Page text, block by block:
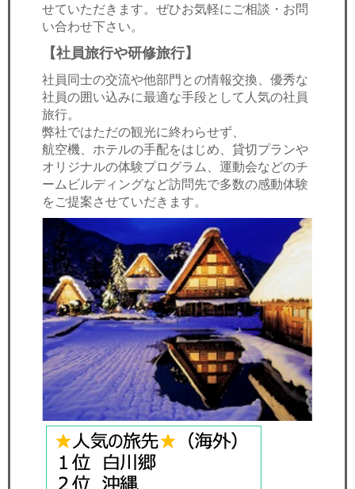
せていただきます。ぜひお気軽にご相談・お問
い合わせ下さい。
【社員旅行や研修旅行】
社員同士の交流や他部門との情報交換、優秀な
社員の囲い込みに最適な手段として人気の社員
旅行。
弊社ではただの観光に終わらせず、
航空機、ホテルの手配をはじめ、貸切プランや
オリジナルの体験プログラム、運動会などのチ
ームビルディングなど訪問先で多数の感動体験
をご提案させていだきます。